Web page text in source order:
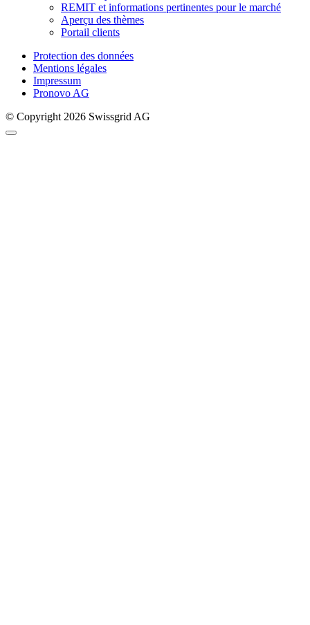
REMIT et informations pertinentes pour le marché
Aperçu des thèmes
Portail clients
Protection des données
Mentions légales
Impressum
Pronovo AG
© Copyright 2026 Swissgrid AG